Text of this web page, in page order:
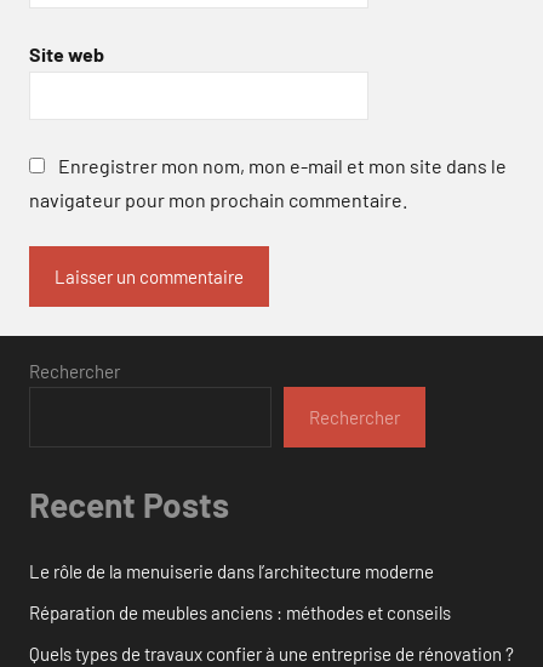
Site web
Enregistrer mon nom, mon e-mail et mon site dans le
navigateur pour mon prochain commentaire.
Rechercher
Rechercher
Recent Posts
Le rôle de la menuiserie dans l’architecture moderne
Réparation de meubles anciens : méthodes et conseils
Quels types de travaux confier à une entreprise de rénovation ?